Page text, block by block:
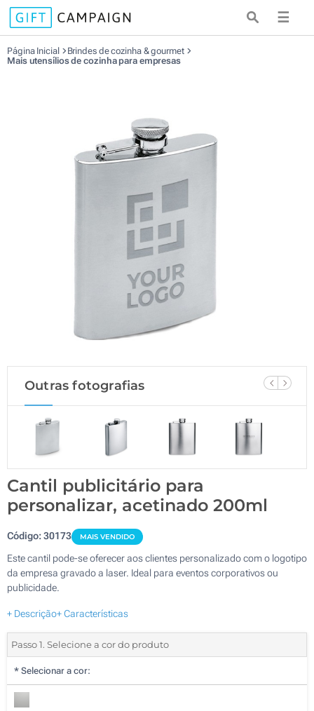
☰
Página Inicial
Brindes de cozinha & gourmet
Mais utensílios de cozinha para empresas
Outras fotografias
Cantil publicitário para
personalizar, acetinado 200ml
Código:30173 MAIS VENDIDO
Este cantil pode-se oferecer aos clientes personalizado com o logotipo
da empresa gravado a laser. Ideal para eventos corporativos ou
publicidade.
+ Descrição+ Características
Passo 1. Selecione a cor do produto
* Selecionar a cor: